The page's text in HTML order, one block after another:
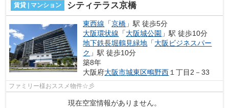
賃貸 | マンション シティテラス京橋
東西線 「京橋 」駅 徒歩5分
大阪環状線 「大阪城公園 」駅 徒歩10分
地下鉄長堀鶴見緑地 「大阪ビジネスパー
ク 」駅 徒歩10分
築8年
大阪府大阪市城東区鴫野西１丁目2－33
ファミリー様おススメ物件☆彡
現在空室情報がありません。